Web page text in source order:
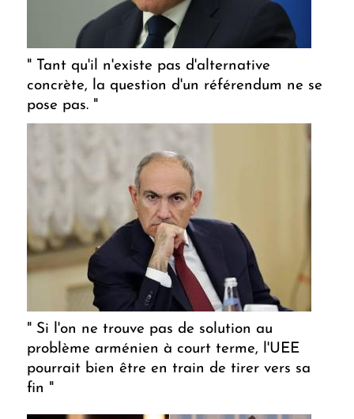
" Tant qu'il n'existe pas d'alternative
concrète, la question d'un référendum ne se
pose pas. "
" Si l'on ne trouve pas de solution au
problème arménien à court terme, l'UEE
pourrait bien être en train de tirer vers sa
fin "